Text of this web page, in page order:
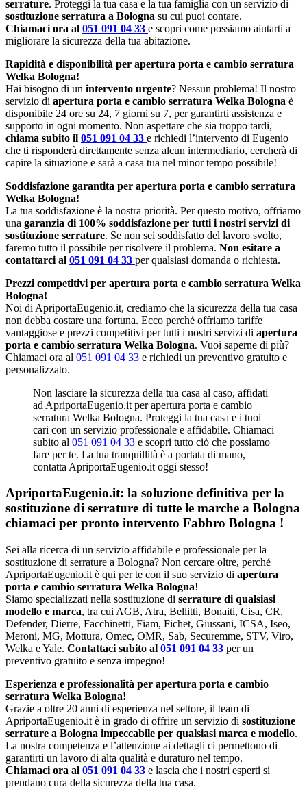
serrature. Proteggi la tua casa e la tua famiglia con un servizio di
sostituzione serratura a Bologna su cui puoi contare.
Chiamaci ora al 051 091 04 33 e scopri come possiamo aiutarti a
migliorare la sicurezza della tua abitazione.
Rapidità e disponibilità per apertura porta e cambio serratura
Welka Bologna!
Hai bisogno di un intervento urgente? Nessun problema! Il nostro
servizio di apertura porta e cambio serratura Welka Bologna è
disponibile 24 ore su 24, 7 giorni su 7, per garantirti assistenza e
supporto in ogni momento. Non aspettare che sia troppo tardi,
chiama subito il 051 091 04 33 e richiedi l’intervento di Eugenio
che ti risponderà direttamente senza alcun intermediario, cercherà di
capire la situazione e sarà a casa tua nel minor tempo possibile!
Soddisfazione garantita per apertura porta e cambio serratura
Welka Bologna!
La tua soddisfazione è la nostra priorità. Per questo motivo, offriamo
una garanzia di 100% soddisfazione per tutti i nostri servizi di
sostituzione serrature. Se non sei soddisfatto del lavoro svolto,
faremo tutto il possibile per risolvere il problema. Non esitare a
contattarci al 051 091 04 33 per qualsiasi domanda o richiesta.
Prezzi competitivi per apertura porta e cambio serratura Welka
Bologna!
Noi di ApriportaEugenio.it, crediamo che la sicurezza della tua casa
non debba costare una fortuna. Ecco perché offriamo tariffe
vantaggiose e prezzi competitivi per tutti i nostri servizi di apertura
porta e cambio serratura Welka Bologna. Vuoi saperne di più?
Chiamaci ora al 051 091 04 33 e richiedi un preventivo gratuito e
personalizzato.
Non lasciare la sicurezza della tua casa al caso, affidati
ad ApriportaEugenio.it per apertura porta e cambio
serratura Welka Bologna. Proteggi la tua casa e i tuoi
cari con un servizio professionale e affidabile. Chiamaci
subito al 051 091 04 33 e scopri tutto ciò che possiamo
fare per te. La tua tranquillità è a portata di mano,
contatta ApriportaEugenio.it oggi stesso!
ApriportaEugenio.it: la soluzione definitiva per la
sostituzione di serrature di tutte le marche a Bologna
chiamaci per pronto intervento Fabbro Bologna !
Sei alla ricerca di un servizio affidabile e professionale per la
sostituzione di serrature a Bologna? Non cercare oltre, perché
ApriportaEugenio.it è qui per te con il suo servizio di apertura
porta e cambio serratura Welka Bologna!
Siamo specializzati nella sostituzione di serrature di qualsiasi
modello e marca, tra cui AGB, Atra, Bellitti, Bonaiti, Cisa, CR,
Defender, Dierre, Facchinetti, Fiam, Fichet, Giussani, ICSA, Iseo,
Meroni, MG, Mottura, Omec, OMR, Sab, Securemme, STV, Viro,
Welka e Yale. Contattaci subito al 051 091 04 33 per un
preventivo gratuito e senza impegno!
Esperienza e professionalità per apertura porta e cambio
serratura Welka Bologna!
Grazie a oltre 20 anni di esperienza nel settore, il team di
ApriportaEugenio.it è in grado di offrire un servizio di sostituzione
serrature a Bologna impeccabile per qualsiasi marca e modello.
La nostra competenza e l’attenzione ai dettagli ci permettono di
garantirti un lavoro di alta qualità e duraturo nel tempo.
Chiamaci ora al 051 091 04 33 e lascia che i nostri esperti si
prendano cura della sicurezza della tua casa.